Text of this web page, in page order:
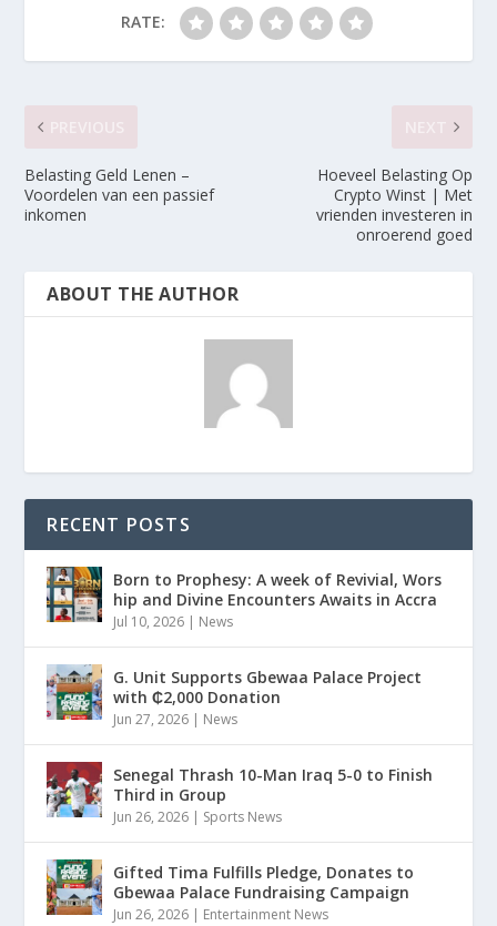
RATE:
Belasting Geld Lenen –
Voordelen van een passief
inkomen
Hoeveel Belasting Op
Crypto Winst | Met
vrienden investeren in
onroerend goed
ABOUT THE AUTHOR
RECENT POSTS
Born to Prophesy: A week of Revivial, Wors
hip and Divine Encounters Awaits in Accra
Jul 10, 2026 | News
G. Unit Supports Gbewaa Palace Project
with ₵2,000 Donation
Jun 27, 2026 | News
Senegal Thrash 10-Man Iraq 5-0 to Finish
Third in Group
Jun 26, 2026 | Sports News
Gifted Tima Fulfills Pledge, Donates to
Gbewaa Palace Fundraising Campaign
Jun 26, 2026 | Entertainment News